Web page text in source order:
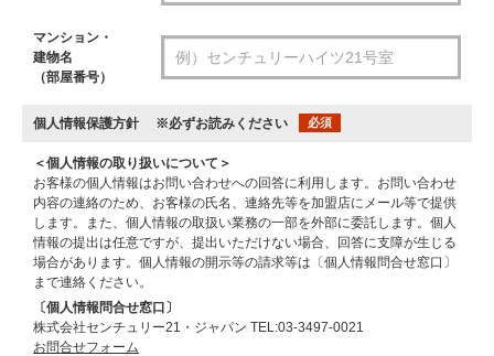
マンション・
建物名
（部屋番号）
個人情報保護方針 ※必ずお読みください 必須
＜個人情報の取り扱いについて＞
お客様の個人情報はお問い合わせへの回答に利用します。お問い合わせ
内容の連絡のため、お客様の氏名、連絡先等を加盟店にメール等で提供
します。また、個人情報の取扱い業務の一部を外部に委託します。個人
情報の提出は任意ですが、提出いただけない場合、回答に支障が生じる
場合があります。個人情報の開示等の請求等は〔個人情報問合せ窓口〕
まで連絡ください。
〔個人情報問合せ窓口〕
株式会社センチュリー21・ジャパン TEL:03-3497-0021
お問合せフォーム